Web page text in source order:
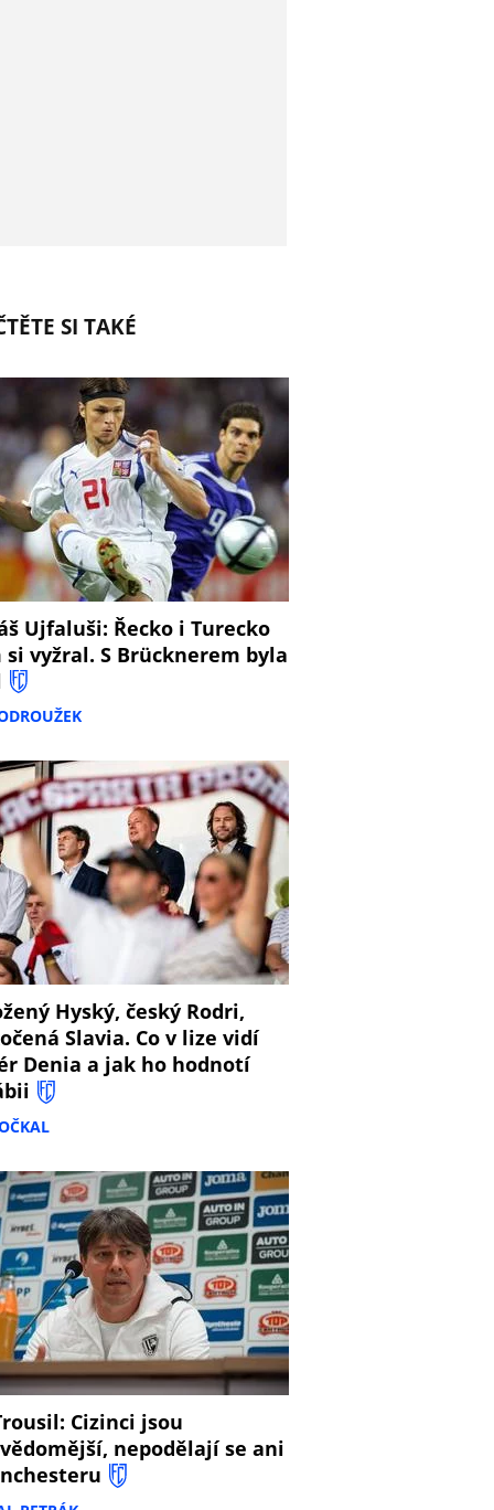
SI TAKÉ
Ujfaluši: Řecko i Turecko
si vyžral. S Brücknerem byla
Hyský, český Rodri,
Slavia. Co v lize vidí
Denia a jak ho hodnotí
Cizinci jsou
nepodělají se ani